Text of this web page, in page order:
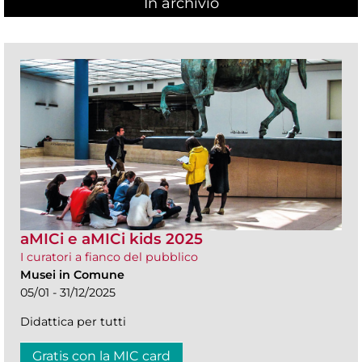
aMICi e aMICi kids 2025
I curatori a fianco del pubblico
Musei in Comune
05/01 - 31/12/2025
Didattica per tutti
Gratis con la MIC card